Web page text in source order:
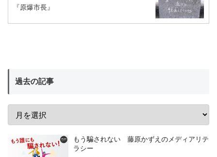
『原爆市長』
過去の記事
もう騙されない 藤原かずえのメディアリテ
ラシー